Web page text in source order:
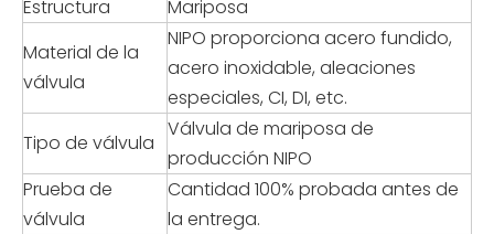
Estructura
Mariposa
Material de la
válvula
NIPO proporciona acero fundido,
acero inoxidable, aleaciones
especiales, CI, DI, etc.
Tipo de válvula
Válvula de mariposa de
producción NIPO
Prueba de
válvula
Cantidad 100% probada antes de
la entrega.